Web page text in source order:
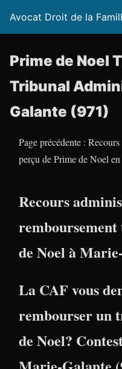
Avocat Droit de la
Prime de Noel
Tribunal
Galante (971)
Page précédente :
perçu de Prime de Noel
Recours
de Noel à
La CAF vous
rembourser un
de Noel?